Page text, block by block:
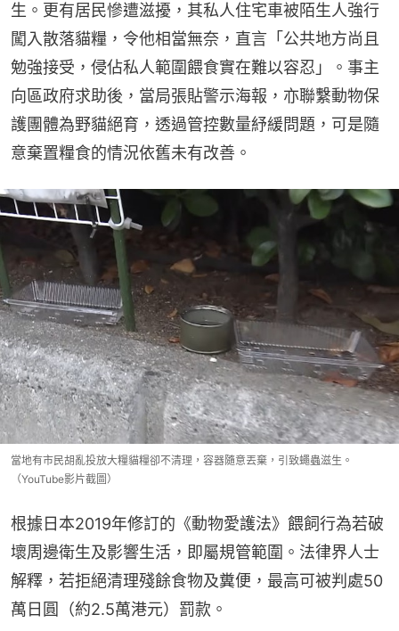
生。更有居民慘遭滋擾，其私人住宅車被陌生人強行
闖入散落貓糧，令他相當無奈，直言「公共地方尚且
勉強接受，侵佔私人範圍餵食實在難以容忍」。事主
向區政府求助後，當局張貼警示海報，亦聯繫動物保
護團體為野貓絕育，透過管控數量紓緩問題，可是隨
意棄置糧食的情況依舊未有改善。
當地有市民胡亂投放大糧貓糧卻不清理，容器隨意丟棄，引致蠅蟲滋生。
（YouTube影片截圖）
根據日本2019年修訂的《動物愛護法》餵飼行為若破
壞周邊衛生及影響生活，即屬規管範圍。法律界人士
解釋，若拒絕清理殘餘食物及糞便，最高可被判處50
萬日圓（約2.5萬港元）罰款。